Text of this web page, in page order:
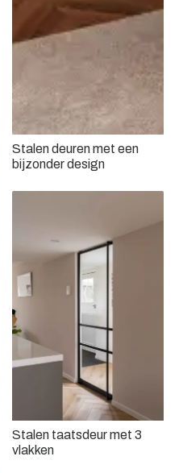
Stalen deuren met een
bijzonder design
Stalen taatsdeur met 3
vlakken